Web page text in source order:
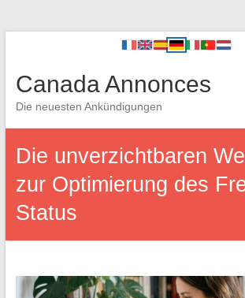
Canada Annonces
Die neuesten Ankündigungen
Die unverzichtbaren
zur Optimierung des
Status